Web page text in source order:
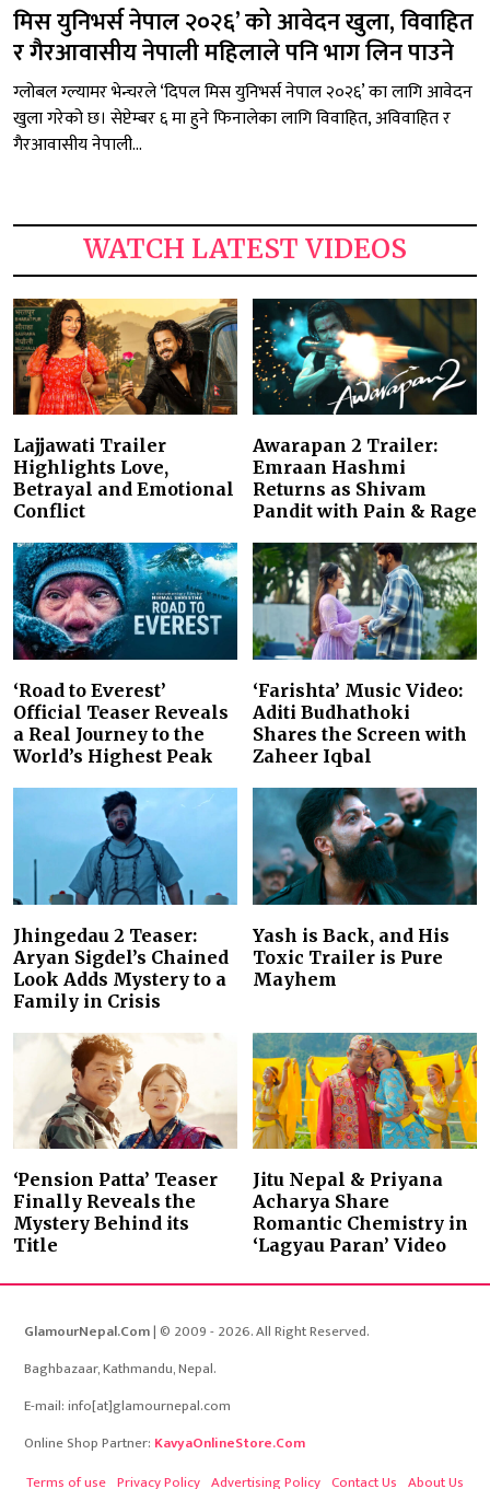
मिस युनिभर्स नेपाल २०२६’ को आवेदन खुला, विवाहित
र गैरआवासीय नेपाली महिलाले पनि भाग लिन पाउने
ग्लोबल ग्ल्यामर भेन्चरले ‘दिपल मिस युनिभर्स नेपाल २०२६’ का लागि आवेदन
खुला गरेको छ। सेप्टेम्बर ६ मा हुने फिनालेका लागि विवाहित, अविवाहित र
गैरआवासीय नेपाली...
WATCH LATEST VIDEOS
Lajjawati Trailer
Highlights Love,
Betrayal and Emotional
Conflict
Awarapan 2 Trailer:
Emraan Hashmi
Returns as Shivam
Pandit with Pain & Rage
‘Road to Everest’
Official Teaser Reveals
a Real Journey to the
World’s Highest Peak
‘Farishta’ Music Video:
Aditi Budhathoki
Shares the Screen with
Zaheer Iqbal
Jhingedau 2 Teaser:
Aryan Sigdel’s Chained
Look Adds Mystery to a
Family in Crisis
Yash is Back, and His
Toxic Trailer is Pure
Mayhem
‘Pension Patta’ Teaser
Finally Reveals the
Mystery Behind its
Title
Jitu Nepal & Priyana
Acharya Share
Romantic Chemistry in
‘Lagyau Paran’ Video
GlamourNepal.Com| © 2009 - 2026. All Right Reserved.
Baghbazaar, Kathmandu, Nepal.
E-mail: info[at]glamournepal.com
Online Shop Partner: KavyaOnlineStore.Com
Terms of use Privacy Policy Advertising Policy Contact Us About Us